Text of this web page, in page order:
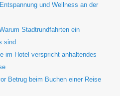
und Wellness an der
Stadtrundfahrten ein
sind
im Hotel verspricht anhaltendes
Betrug beim Buchen einer Reise